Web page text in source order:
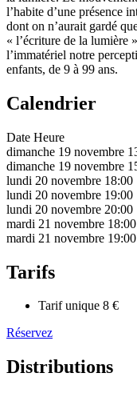
l’habite d’une présence
dont on n’aurait gardé
« l’écriture de la lumière
l’immatériel notre
enfants, de 9 à 99 ans.
Calendrier
Date Heure
dimanche 19 novembre
dimanche 19 novembre
lundi 20 novembre 18:00
lundi 20 novembre 19:00
lundi 20 novembre 20:00
mardi 21 novembre 18:00
mardi 21 novembre 19:00
Tarifs
Tarif unique 8 €
Réservez
Distributions